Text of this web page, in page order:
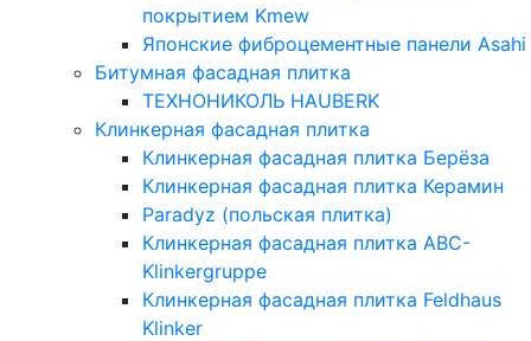
покрытием Kmew
Японские фиброцементные панели Asahi
Битумная фасадная плитка
ТЕХНОНИКОЛЬ HAUBERK
Клинкерная фасадная плитка
Клинкерная фасадная плитка Берёза
Клинкерная фасадная плитка Керамин
Paradyz (польская плитка)
Клинкерная фасадная плитка ABC-
Klinkergruppe
Клинкерная фасадная плитка Feldhaus
Klinker